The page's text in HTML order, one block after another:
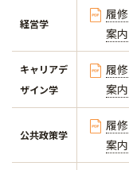
経営学
履修
案内
キャリアデ
ザイン学
履修
案内
公共政策学
履修
案内